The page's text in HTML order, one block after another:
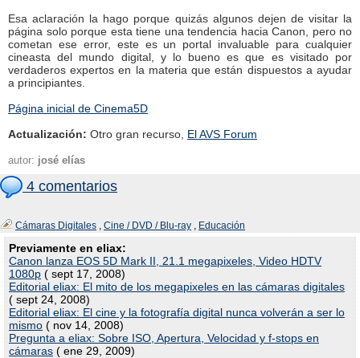
Esa aclaración la hago porque quizás algunos dejen de visitar la
página solo porque esta tiene una tendencia hacia Canon, pero no
cometan ese error, este es un portal invaluable para cualquier
cineasta del mundo digital, y lo bueno es que es visitado por
verdaderos expertos en la materia que están dispuestos a ayudar
a principiantes.
Página inicial de Cinema5D
Actualización: Otro gran recurso, El AVS Forum
autor: josé elías
4 comentarios
Cámaras Digitales , Cine / DVD / Blu-ray , Educación
Previamente en eliax:
Canon lanza EOS 5D Mark II, 21.1 megapixeles, Video HDTV
1080p ( sept 17, 2008)
Editorial eliax: El mito de los megapixeles en las cámaras digitales
( sept 24, 2008)
Editorial eliax: El cine y la fotografía digital nunca volverán a ser lo
mismo ( nov 14, 2008)
Pregunta a eliax: Sobre ISO, Apertura, Velocidad y f-stops en
cámaras ( ene 29, 2009)